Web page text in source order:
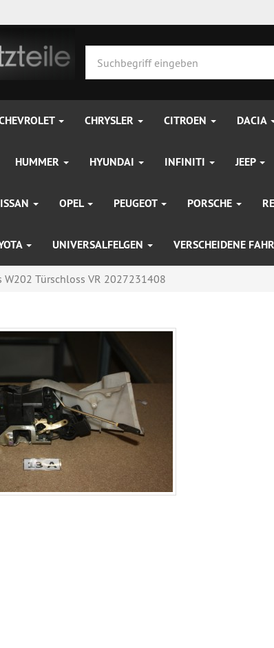
CHRYSLER CITROEN DACIA
HUMMER HYUNDAI INFINITI JEEP
OPEL PEUGEOT PORSCHE
UNIVERSALFELGEN VERSCHEIDENE
W202 Türschloss VR 2027231408